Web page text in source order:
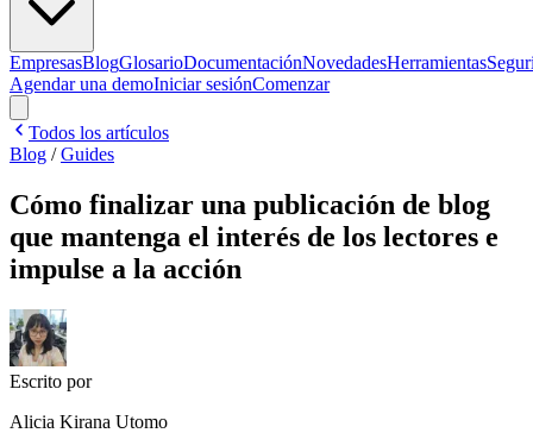
EmpresasBlogGlosarioDocumentaciónNovedadesHerramientas
Agendar una demoIniciar sesiónComenzar
Todos los artículos
Blog /Guides
Cómo finalizar una publicación de blog
que mantenga el interés de los lectores e
impulse a la acción
Escrito por
Alicia Kirana Utomo